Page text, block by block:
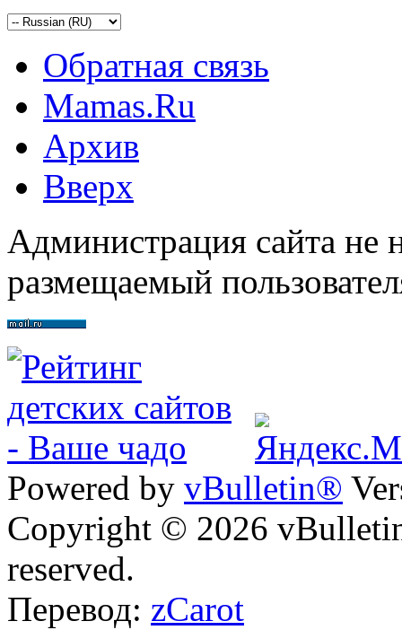
Обратная связь
Mamas.Ru
Архив
Вверх
Администрация сайта не
размещаемый
Powered by vBulletin®
Copyright © 2026
reserved.
Перевод: zCarot